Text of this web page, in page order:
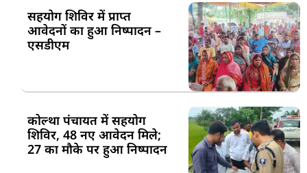
सहयोग शिविर में प्राप्त
आवेदनों का हुआ निष्पादन –
एसडीएम
कोल्था पंचायत में सहयोग
शिविर, 48 नए आवेदन मिले;
27 का मौके पर हुआ निष्पादन